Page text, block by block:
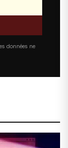
données ne